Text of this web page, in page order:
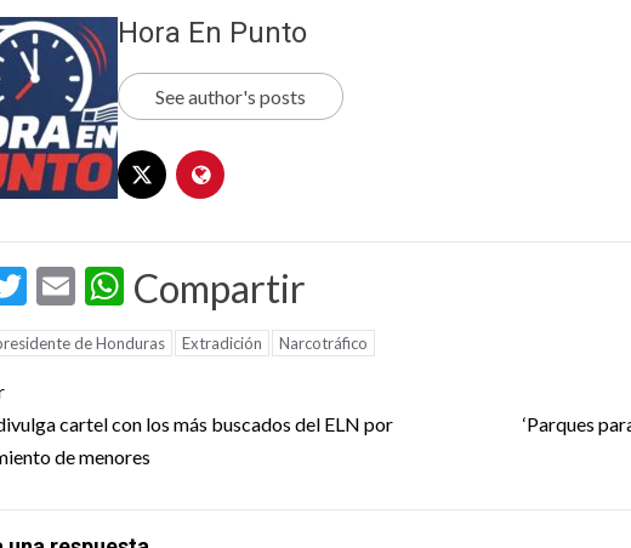
Hora En Punto
See author's posts
Twitter
EmailWhatsApp
Compartir
de Honduras Extradición Narcotráfico
cartel con los más buscados del ELN por
de menores
‘Parques